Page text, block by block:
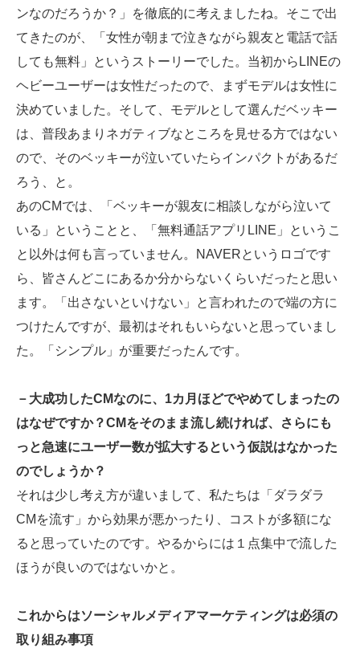
ンなのだろうか？」を徹底的に考えましたね。そこで出
てきたのが、「女性が朝まで泣きながら親友と電話で話
しても無料」というストーリーでした。当初からLINEの
ヘビーユーザーは女性だったので、まずモデルは女性に
決めていました。そして、モデルとして選んだベッキー
は、普段あまりネガティブなところを見せる方ではない
ので、そのベッキーが泣いていたらインパクトがあるだ
ろう、と。
あのCMでは、「ベッキーが親友に相談しながら泣いて
いる」ということと、「無料通話アプリLINE」というこ
と以外は何も言っていません。NAVERというロゴです
ら、皆さんどこにあるか分からないくらいだったと思い
ます。「出さないといけない」と言われたので端の方に
つけたんですが、最初はそれもいらないと思っていまし
た。「シンプル」が重要だったんです。
－大成功したCMなのに、1カ月ほどでやめてしまったの
はなぜですか？CMをそのまま流し続ければ、さらにも
っと急速にユーザー数が拡大するという仮説はなかった
のでしょうか？
それは少し考え方が違いまして、私たちは「ダラダラ
CMを流す」から効果が悪かったり、コストが多額にな
ると思っていたのです。やるからには１点集中で流した
ほうが良いのではないかと。
これからはソーシャルメディアマーケティングは必須の
取り組み事項